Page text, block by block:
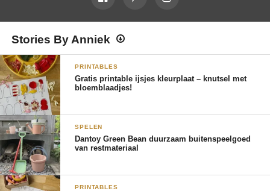
Stories By Anniek
PRINTABLES
Gratis printable ijsjes kleurplaat – knutsel met
bloemblaadjes!
SPELEN
Dantoy Green Bean duurzaam buitenspeelgoed
van restmateriaal
PRINTABLES